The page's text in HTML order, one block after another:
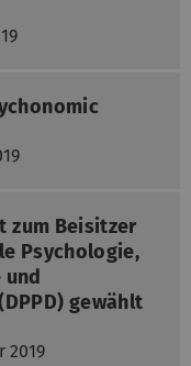
zum Beisitzer
Psychologie,
gewählt
2019